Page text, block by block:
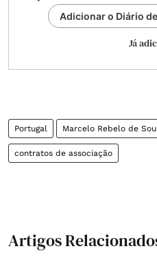
Adicionar o Diário
Já
Portugal Marcelo Rebelo de
contratos de associação
Artigos